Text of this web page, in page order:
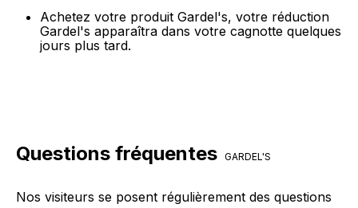
Achetez votre produit Gardel's, votre réduction
Gardel's apparaîtra dans votre cagnotte quelques
jours plus tard.
Questions fréquentes GARDEL'S
Nos visiteurs se posent régulièrement des questions